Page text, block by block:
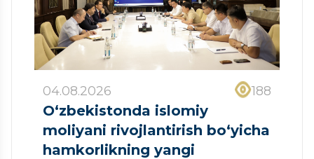
04.08.2026 188
O‘zbekistonda islomiy
moliyani rivojlantirish bo‘yicha
hamkorlikning yangi